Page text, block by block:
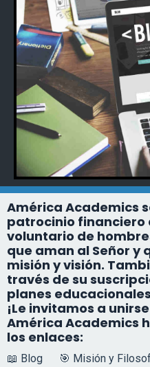
América Academics
patrocinio financiero
voluntario de
que aman al Señor y
misión y visión.
través de su
planes
¡Le invitamos a
América Academics
los enlaces:
📖 Blog 🎯 Misión y